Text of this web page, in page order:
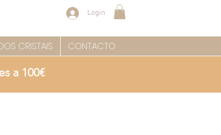
Login
CRISTAIS CONTACTO
a 100€